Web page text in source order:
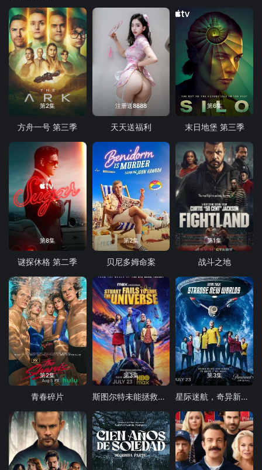
第2集
方舟一号 第三季
注册送8888
天天送福利
第6集
末日地堡 第三季
第8集
谜探休格 第二季
第2集
贝尼多姆命案
第1集
战斗之地
第2集
青春碎片
第3集
斯图尔特未能拯救宇宙
第3集
星际迷航，奇异新世界第四季